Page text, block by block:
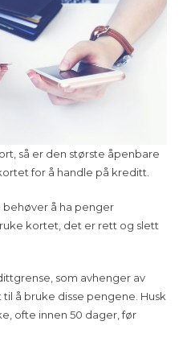
så er den største åpenbare
for å handle på kreditt.
behøver å ha penger
kortet, det er rett og slett
som avhenger av
å bruke disse pengene. Husk
ofte innen 50 dager, før